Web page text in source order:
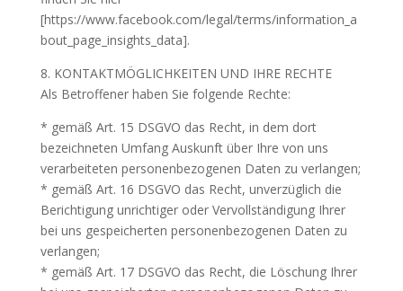
[https://www.facebook.com/legal/terms/information_a
bout_page_insights_data].
8. KONTAKTMÖGLICHKEITEN UND IHRE RECHTE
Als Betroffener haben Sie folgende Rechte:
* gemäß Art. 15 DSGVO das Recht, in dem dort
bezeichneten Umfang Auskunft über Ihre von uns
verarbeiteten personenbezogenen Daten zu verlangen;
* gemäß Art. 16 DSGVO das Recht, unverzüglich die
Berichtigung unrichtiger oder Vervollständigung Ihrer
bei uns gespeicherten personenbezogenen Daten zu
verlangen;
* gemäß Art. 17 DSGVO das Recht, die Löschung Ihrer